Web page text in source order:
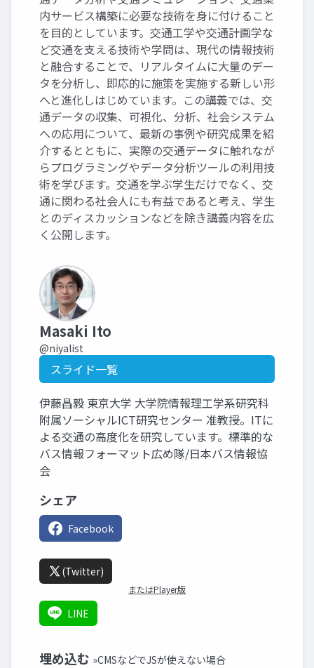
内サービス構築に必要な技術を身に付けること
を目的としています。交通工学や交通計画学な
ど交通を支える技術や学問は、現代の情報技術
と融合することで、リアルタイムに大量のデー
タを分析し、即応的に施策を実施する新しい形
へと進化しはじめています。この講義では、交
通データの収集、可視化、分析、社会システム
への応用について、最新の事例や研究成果を紹
介するとともに、実際の交通データに触れなが
らプログラミングやデータ分析ツールの利用技
術を学びます。交通を学ぶ学生だけでなく、交
通に関わる社会人にも有益であると考え、学生
とのディスカッションなどを除き講義内容を広
く公開します。
Masaki Ito
@niyalist
スライド一覧
伊藤昌毅 東京大学 大学院情報理工学系研究科
附属ソーシャルICT研究センター 准教授。ITに
よる交通の高度化を研究しています。標準的な
バス情報フォーマット広め隊/日本バス情報協
会
シェア
Facebook
(Twitter)
またはPlayer版
LINE
埋め込む »CMSなどでJSが使えない場合